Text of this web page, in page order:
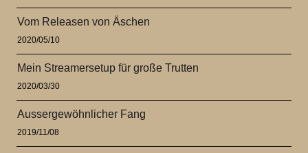
Vom Releasen von Äschen
2020/05/10
Mein Streamersetup für große Trutten
2020/03/30
Aussergewöhnlicher Fang
2019/11/08